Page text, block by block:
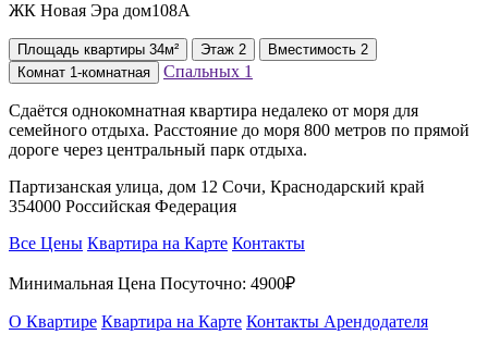
ЖК Новая Эра дом108А
Площадь квартиры 34м² Этаж 2 Вместимость 2
Комнат 1-комнатная Спальных 1
Сдаётся однокомнатная квартира недалеко от моря для
семейного отдыха. Расстояние до моря 800 метров по прямой
дороге через центральный парк отдыха.
Партизанская улица, дом 12 Сочи, Краснодарский край
354000 Российская Федерация
Все Цены Квартира на Карте Контакты
Минимальная Цена Посуточно: 4900₽
О Квартире Квартира на Карте Контакты Арендодателя